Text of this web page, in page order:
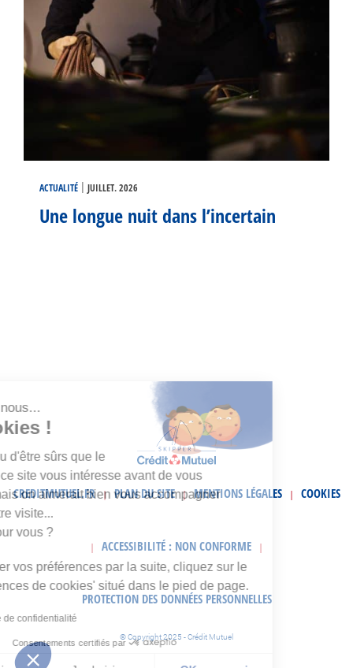
ACTUALITÉ | JUILLET. 2026
Une longue nuit dans l’incertain
CREDITMUTUEL.FR | PLAN DU SITE | MENTIONS LÉGALES | COOKIES
| ACCESSIBILITÉ : NON CONFORME |
PROTECTION DES DONNÉES PERSONNELLES
© Copyright 2025 - Crédit Mutuel
Salut c'est nous...
les Cookies !
On a attendu d'être sûrs que le
contenu de ce site vous intéresse avant de vous
déranger, mais on aimerait bien vous accompagner
pendant votre visite...
C'est OK pour vous ?
Pour modifier vos préférences par la suite, cliquez sur le
lien 'Préférences de cookies' situé dans le pied de page.
Lire la politique de confidentialité
Consentements certifiés par